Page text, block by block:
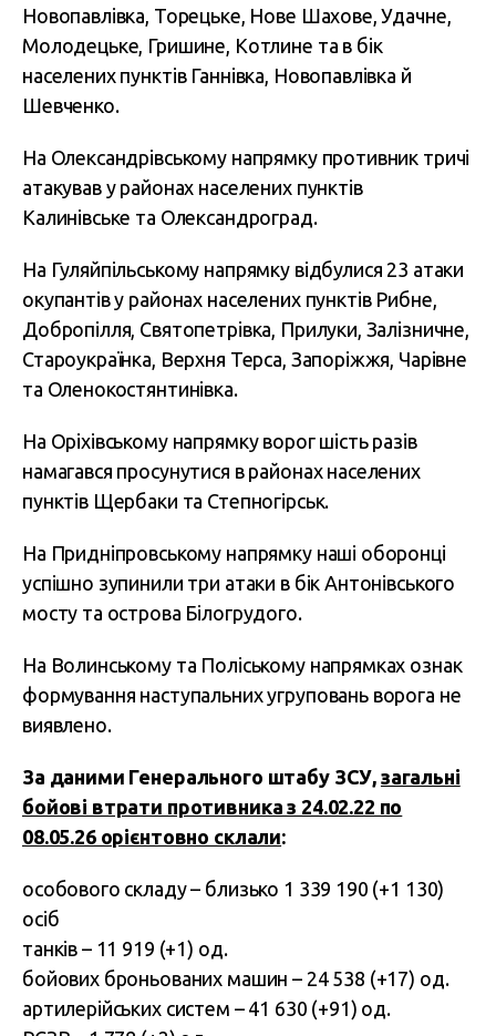
Новопавлівка, Торецьке, Нове Шахове, Удачне,
Молодецьке, Гришине, Котлине та в бік
населених пунктів Ганнівка, Новопавлівка й
Шевченко.
На Олександрівському напрямку противник тричі
атакував у районах населених пунктів
Калинівське та Олександроград.
На Гуляйпільському напрямку відбулися 23 атаки
окупантів у районах населених пунктів Рибне,
Добропілля, Святопетрівка, Прилуки, Залізничне,
Староукраїнка, Верхня Терса, Запоріжжя, Чарівне
та Оленокостянтинівка.
На Оріхівському напрямку ворог шість разів
намагався просунутися в районах населених
пунктів Щербаки та Степногірськ.
На Придніпровському напрямку наші оборонці
успішно зупинили три атаки в бік Антонівського
мосту та острова Білогрудого.
На Волинському та Поліському напрямках ознак
формування наступальних угруповань ворога не
виявлено.
За даними Генерального штабу ЗСУ, загальні
бойові втрати противника з 24.02.22 по
08.05.26 орієнтовно склали:
особового складу – близько 1 339 190 (+1 130)
осіб
танків – 11 919 (+1) од.
бойових броньованих машин – 24 538 (+17) од.
артилерійських систем – 41 630 (+91) од.